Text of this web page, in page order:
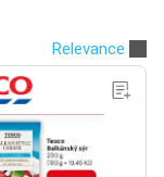
Relevance